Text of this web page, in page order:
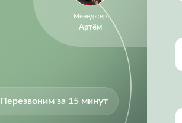
Менеджер
Артём
Перезвоним за 15 минут